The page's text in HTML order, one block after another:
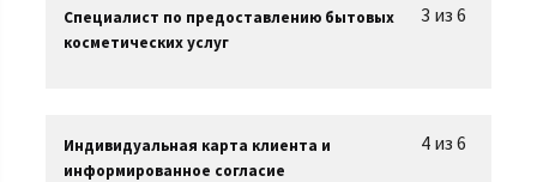
3 из 6
Специалист по предоставлению бытовых
косметических услуг
4 из 6
Индивидуальная карта клиента и
информированное согласие